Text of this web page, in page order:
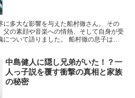
に多大な影響を与えた船村徹さん。 その
父の素顔や音楽への情熱、そして自身が受
ついて語りました。 船村徹の息子はど
中島健人に隠し兄弟がいた！？一
人っ子説を覆す衝撃の真相と家族
の秘密